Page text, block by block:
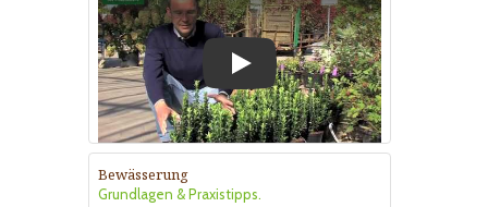
Bewässerung
Grundlagen & Praxistipps.